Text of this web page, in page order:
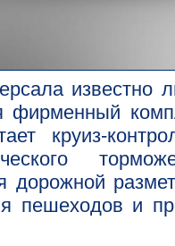
известно
фирменный
круиз-
дорожной
пешеходов и